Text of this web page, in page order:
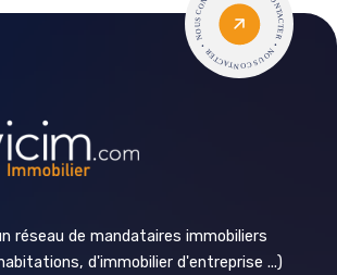
réseau de mandataires immobiliers
d'immobilier d'entreprise ...)